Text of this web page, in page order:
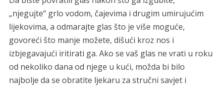
„njegujte“ grlo vodom, čajevima i drugim umirujućim
lijekovima, a odmarajte glas što je više moguće,
govoreći što manje možete, dišući kroz nos i
izbjegavajući iritirati ga. Ako se vaš glas ne vrati u roku
od nekoliko dana od njege u kući, možda bi bilo
najbolje da se obratite ljekaru za stručni savjet i